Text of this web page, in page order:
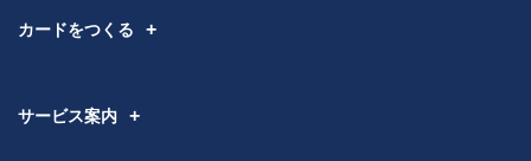
カードをつくる
サービス案内